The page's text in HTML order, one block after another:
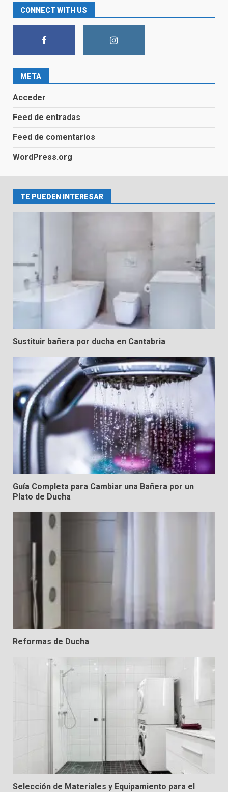
Convierte tu Baño en un Espacio
Moderno y Acogedor con
Nuestras Soluciones de Diseño
Innovador
1
Guía Completa para Cambiar una
Reformas de Ducha
Selección de Materiales y
Equipamiento para el Baño
5
Cambia tu Bañera por un Plato
de Ducha: Modernización y
Eficiencia
CONNECT WITH US
META
Acceder
Feed de entradas
Feed de comentarios
WordPress.org
TE PUEDEN INTERESAR
Sustituir bañera por ducha en Cantabria
Guía Completa para Cambiar una Bañera por un
Plato de Ducha
Reformas de Ducha
Selección de Materiales y Equipamiento para el